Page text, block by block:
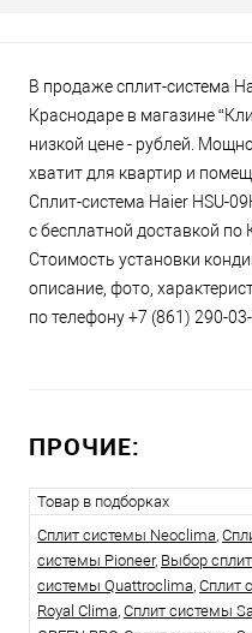
В продаже сплит-система
Краснодаре в магазине
низкой цене - рублей.
хватит для квартир и
Сплит-система Haier HSU-
с бесплатной доставкой по
Стоимость установки
описание, фото,
по телефону +7 (861) 290-
ПРОЧИЕ:
Товар в подборках
Сплит системы Neoclima,
системы Pioneer, Выбор
системы Quattroclima, Сплит
Royal Clima, Сплит системы